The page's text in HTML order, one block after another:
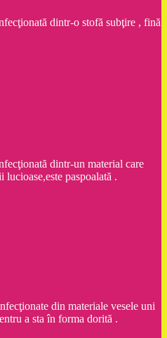
dintr-o stofă subţire , fină
dintr-un material care
lucioase,este paspoalată .
din materiale vesele uni
a sta în forma dorită .